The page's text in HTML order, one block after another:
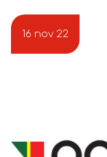
16 nov 22